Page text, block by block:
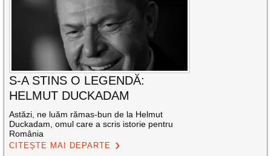
S-A STINS O LEGENDĂ:
HELMUT DUCKADAM
Astăzi, ne luăm rămas-bun de la Helmut
Duckadam, omul care a scris istorie pentru
România
CITEȘTE MAI DEPARTE